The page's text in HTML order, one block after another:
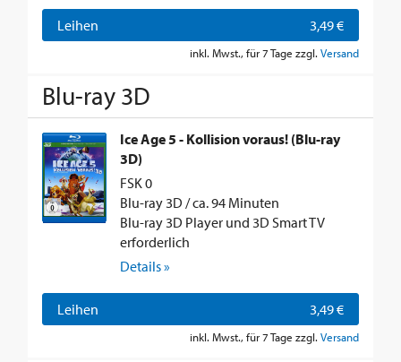
Leihen 3,49 €
inkl. Mwst., für 7 Tage zzgl. Versand
Blu-ray 3D
Ice Age 5 - Kollision voraus! (Blu-ray
3D)
FSK 0
Blu-ray 3D / ca. 94 Minuten
Blu-ray 3D Player und 3D Smart TV
erforderlich
Details »
Leihen 3,49 €
inkl. Mwst., für 7 Tage zzgl. Versand